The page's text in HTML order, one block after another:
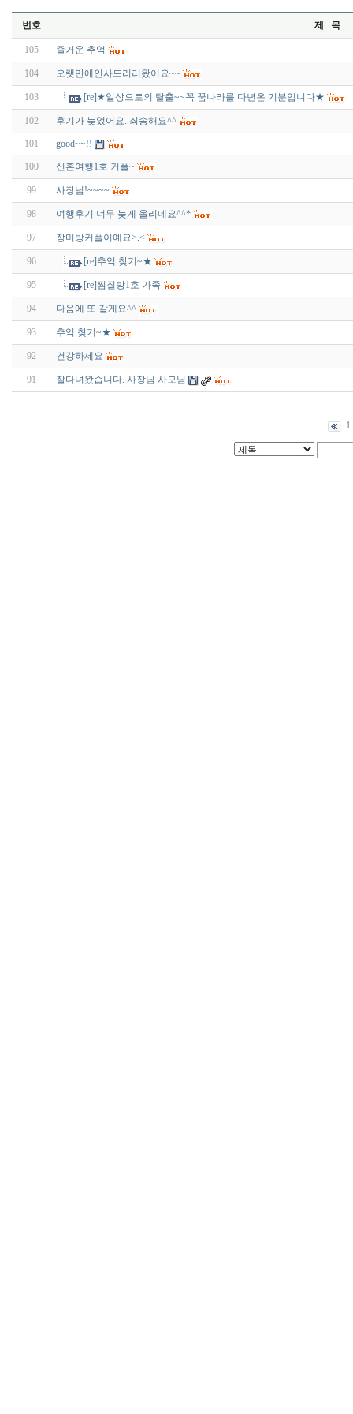
번호 제 목
105 즐거운 추억
104 오랫만에인사드리러왔어요~~
103 [re]★일상으로의 탈출~~꼭 꿈나라를 다년온 기분입니다★
102 후기가 늦었어요..죄송해요^^
101 good~~!!
100 신혼여행1호 커플~
99 사장님!~~~~
98 여행후기 너무 늦게 올리네요^^*
97 장미방커플이예요>.<
96 [re]추억 찾기~★
95 [re]찜질방1호 가족
94 다음에 또 갈게요^^
93 추억 찾기~★
92 건강하세요
91 잘다녀왔습니다. 사장님 사모님
1